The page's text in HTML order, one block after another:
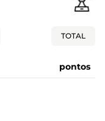
TOTAL
pontos